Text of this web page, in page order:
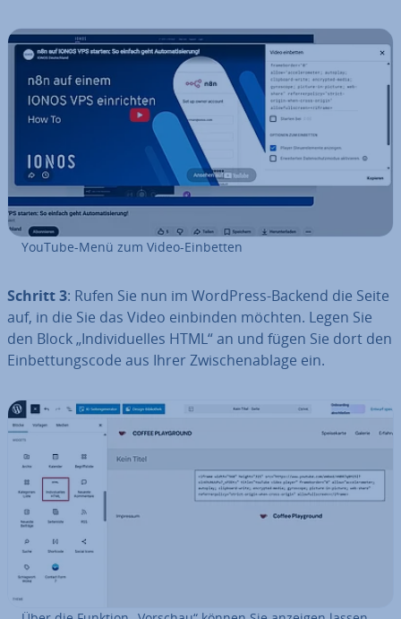
YouTube-Menü zum Video-Einbetten
Schritt 3: Rufen Sie nun im WordPress-Backend die Seite
auf, in die Sie das Video einbinden möchten. Legen Sie
den Block „In­di­vi­du­el­les HTML“ an und fügen Sie dort den
Ein­bet­tungs­code aus Ihrer Zwi­schen­ab­la­ge ein.